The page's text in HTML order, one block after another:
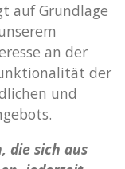
auf Grundlage
an der
der
und
die sich aus